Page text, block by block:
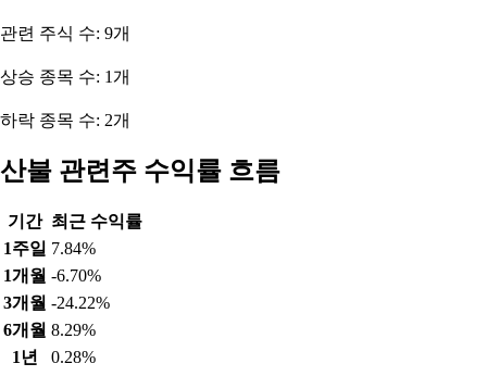
관련 주식 수: 9개
상승 종목 수: 1개
하락 종목 수: 2개
산불 관련주 수익률 흐름
기간 최근 수익률
1주일 7.84%
1개월 -6.70%
3개월 -24.22%
6개월 8.29%
1년
0.28%